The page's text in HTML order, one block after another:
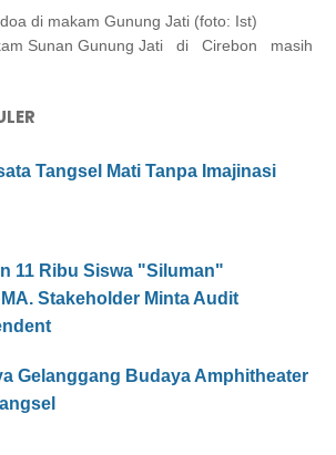
di makam Gunung Jati (foto: Ist)
Sunan Gunung Jati di Cirebon masih
Tangsel Mati Tanpa Imajinasi
11 Ribu Siswa "Siluman"
Stakeholder Minta Audit
Gelanggang Budaya Amphitheater